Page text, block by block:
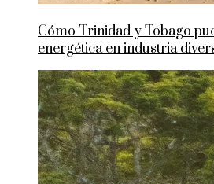
Cómo Trinidad y Tobago
energética en industria